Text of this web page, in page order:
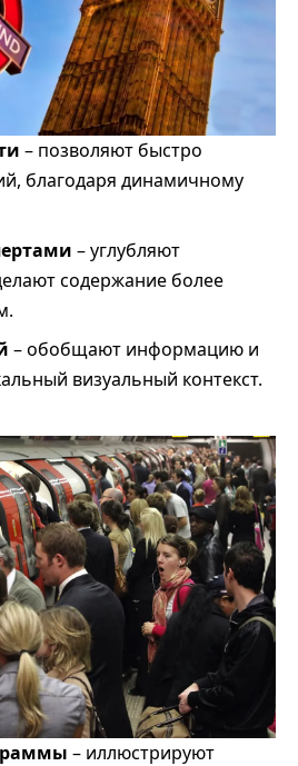
– позволяют быстро
благодаря динамичному
– углубляют
содержание более
– обобщают информацию и
визуальный контекст.
– иллюстрируют